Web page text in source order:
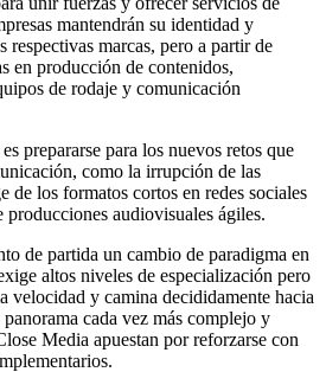
mantendrán su identidad y
respectivas marcas, pero a partir de
en producción de contenidos,
de rodaje y comunicación
prepararse para los nuevos retos que
como la irrupción de las
de los formatos cortos en redes sociales
producciones audiovisuales ágiles.­
de partida un cambio de paradigma en
altos niveles de especialización pero
velocidad y camina decididamente hacia
cada vez más complejo y
Media apuestan por reforzarse con